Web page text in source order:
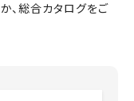
、総合カタログをご